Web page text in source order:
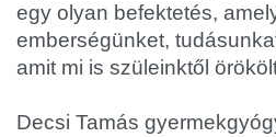
egy olyan befektetés,
emberségünket,
amit mi is szüleinktől
Decsi Tamás